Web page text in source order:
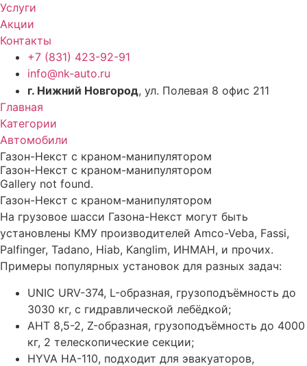
Услуги
Акции
Контакты
+7 (831) 423-92-91
info@nk-auto.ru
г. Нижний Новгород, ул. Полевая 8 офис 211
Главная
Категории
Автомобили
Газон-Некст с краном-манипулятором
Газон-Некст с краном-манипулятором
Gallery not found.
Газон-Некст с краном-манипулятором
На грузовое шасси Газона-Некст могут быть
установлены КМУ производителей Amco-Veba, Fassi,
Palfinger, Tadano, Hiab, Kanglim, ИНМАН, и прочих.
Примеры популярных установок для разных задач:
UNIC URV-374, L-образная, грузоподъёмность до
3030 кг, с гидравлической лебёдкой;
АНТ 8,5-2, Z-образная, грузоподъёмность до 4000
кг, 2 телескопические секции;
HYVA HA-110, подходит для эвакуаторов,